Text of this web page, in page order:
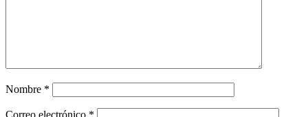
Nombre *
Correo electrónico *